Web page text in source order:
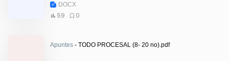
DOCX
59
0
Apuntes - TODO PROCESAL (8- 20 no).pdf